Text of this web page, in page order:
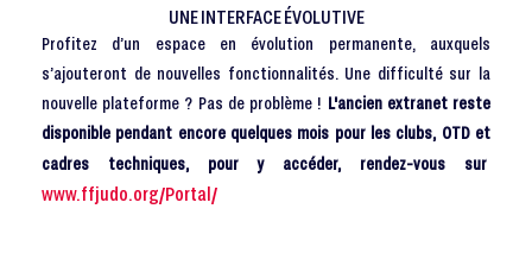
UNE INTERFACE ÉVOLUTIVE
Profitez d’un espace en évolution permanente, auxquels
s’ajouteront de nouvelles fonctionnalités. Une difficulté sur la
nouvelle plateforme ? Pas de problème ! L'ancien extranet reste
disponible pendant encore quelques mois pour les clubs, OTD et
cadres techniques, pour y accéder, rendez-vous sur
www.ffjudo.org/Portal/